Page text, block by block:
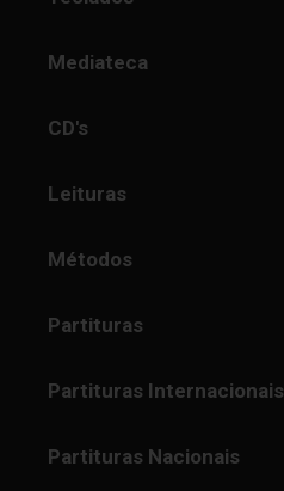
Mediateca
CD's
Leituras
Métodos
Partituras
Partituras Internacionais
Partituras Nacionais